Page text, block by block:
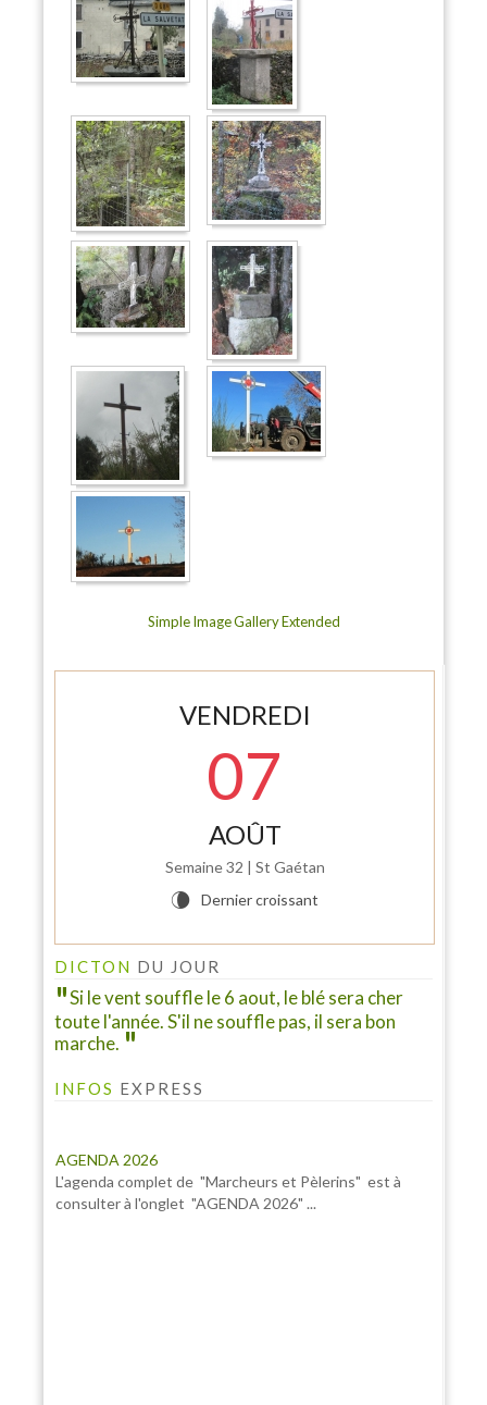
Simple Image Gallery Extended
VENDREDI
07
AOÛT
Semaine 32 | St Gaétan
V Dernier croissant
DICTON DU JOUR
Si le vent souffle le 6 aout, le blé sera cher
toute l'année. S'il ne souffle pas, il sera bon
marche.
INFOS EXPRESS
L'agenda complet de "Marcheurs et Pèlerins" est à
consulter à l'onglet "AGENDA 2026" ...